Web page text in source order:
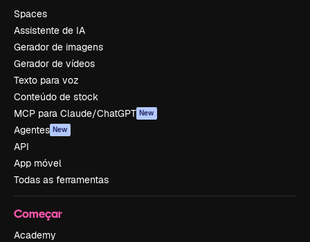
Spaces
Assistente de IA
Gerador de imagens
Gerador de vídeos
Texto para voz
Conteúdo de stock
MCP para Claude/ChatGPT New
Agentes New
API
App móvel
Todas as ferramentas
Começar
Academy